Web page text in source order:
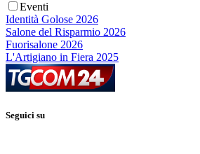
Eventi
Identità Golose 2026
Salone del Risparmio 2026
Fuorisalone 2026
L'Artigiano in Fiera 2025
Seguici su